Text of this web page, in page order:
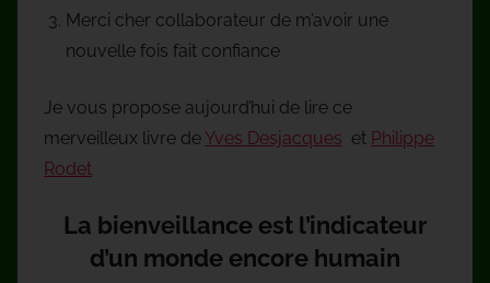
Merci cher collaborateur de m’avoir une
nouvelle fois fait confiance
Je vous propose aujourd’hui de lire ce
merveilleux livre de Yves Desjacques et Philippe
Rodet
La bienveillance est l’indicateur
d’un monde encore humain